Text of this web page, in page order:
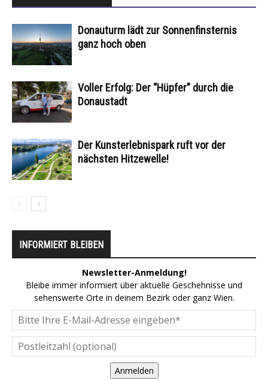
Donauturm lädt zur Sonnenfinsternis
ganz hoch oben
Voller Erfolg: Der “Hüpfer” durch die
Donaustadt
Der Kunsterlebnispark ruft vor der
nächsten Hitzewelle!
INFORMIERT BLEIBEN
Newsletter-Anmeldung!
Bleibe immer informiert über aktuelle Geschehnisse und
sehenswerte Orte in deinem Bezirk oder ganz Wien.
Anmelden